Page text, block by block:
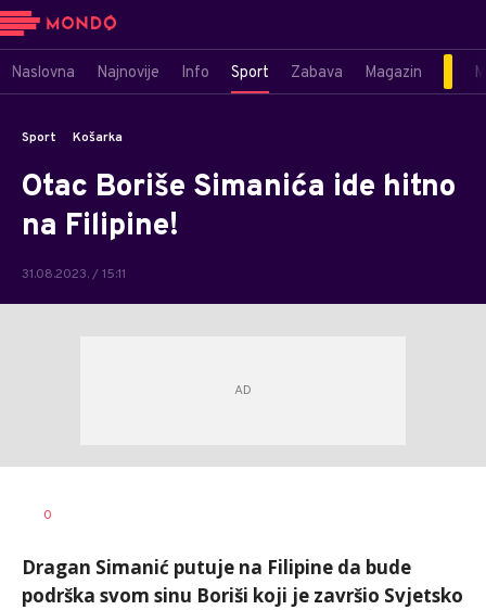
Naslovna Najnovije Info Sport Zabava Magazin
Sport Košarka
Otac Boriše Simanića ide hitno
na Filipine!
31.08.2023. / 15:11
AUTOR
0
Dragan Simanić putuje na Filipine da bude
podrška svom sinu Boriši koji je završio Svjetsko